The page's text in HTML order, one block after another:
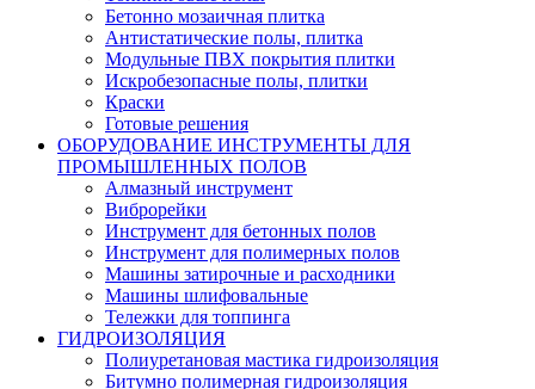
Бетонно мозаичная плитка
Антистатические полы, плитка
Модульные ПВХ покрытия плитки
Искробезопасные полы, плитки
Краски
Готовые решения
ОБОРУДОВАНИЕ ИНСТРУМЕНТЫ ДЛЯ
ПРОМЫШЛЕННЫХ ПОЛОВ
Алмазный инструмент
Виброрейки
Инструмент для бетонных полов
Инструмент для полимерных полов
Машины затирочные и расходники
Машины шлифовальные
Тележки для топпинга
ГИДРОИЗОЛЯЦИЯ
Полиуретановая мастика гидроизоляция
Битумно полимерная гидроизоляция